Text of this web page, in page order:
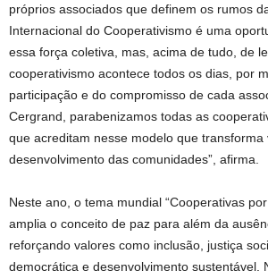
próprios associados que definem os rumos
Internacional do Cooperativismo é uma
essa força coletiva, mas, acima de tudo, de
cooperativismo acontece todos os dias, por
participação e do compromisso de cada
Cergrand, parabenizamos todas as
que acreditam nesse modelo que transforma
desenvolvimento das comunidades”, afirma.
Neste ano, o tema mundial “Cooperativas
amplia o conceito de paz para além da
reforçando valores como inclusão, justiça
democrática e desenvolvimento sustentável.